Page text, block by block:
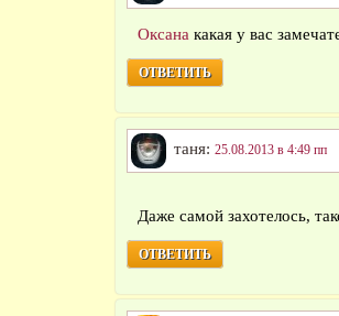
Оксана какая у вас
ОТВЕТИТЬ
таня: 25.08.2013 в 4:49 пп
Даже самой захотелось,
ОТВЕТИТЬ